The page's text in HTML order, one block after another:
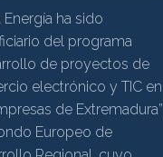
ha sido
del programa
de proyectos de
electrónico y TIC en
de Extremadura”,
Europeo de